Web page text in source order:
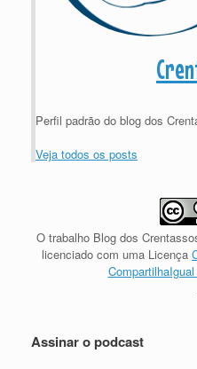
Perfil padrão do blog dos
Veja todos os posts
O trabalho Blog dos
licenciado com uma Licença
Assinar o podcast